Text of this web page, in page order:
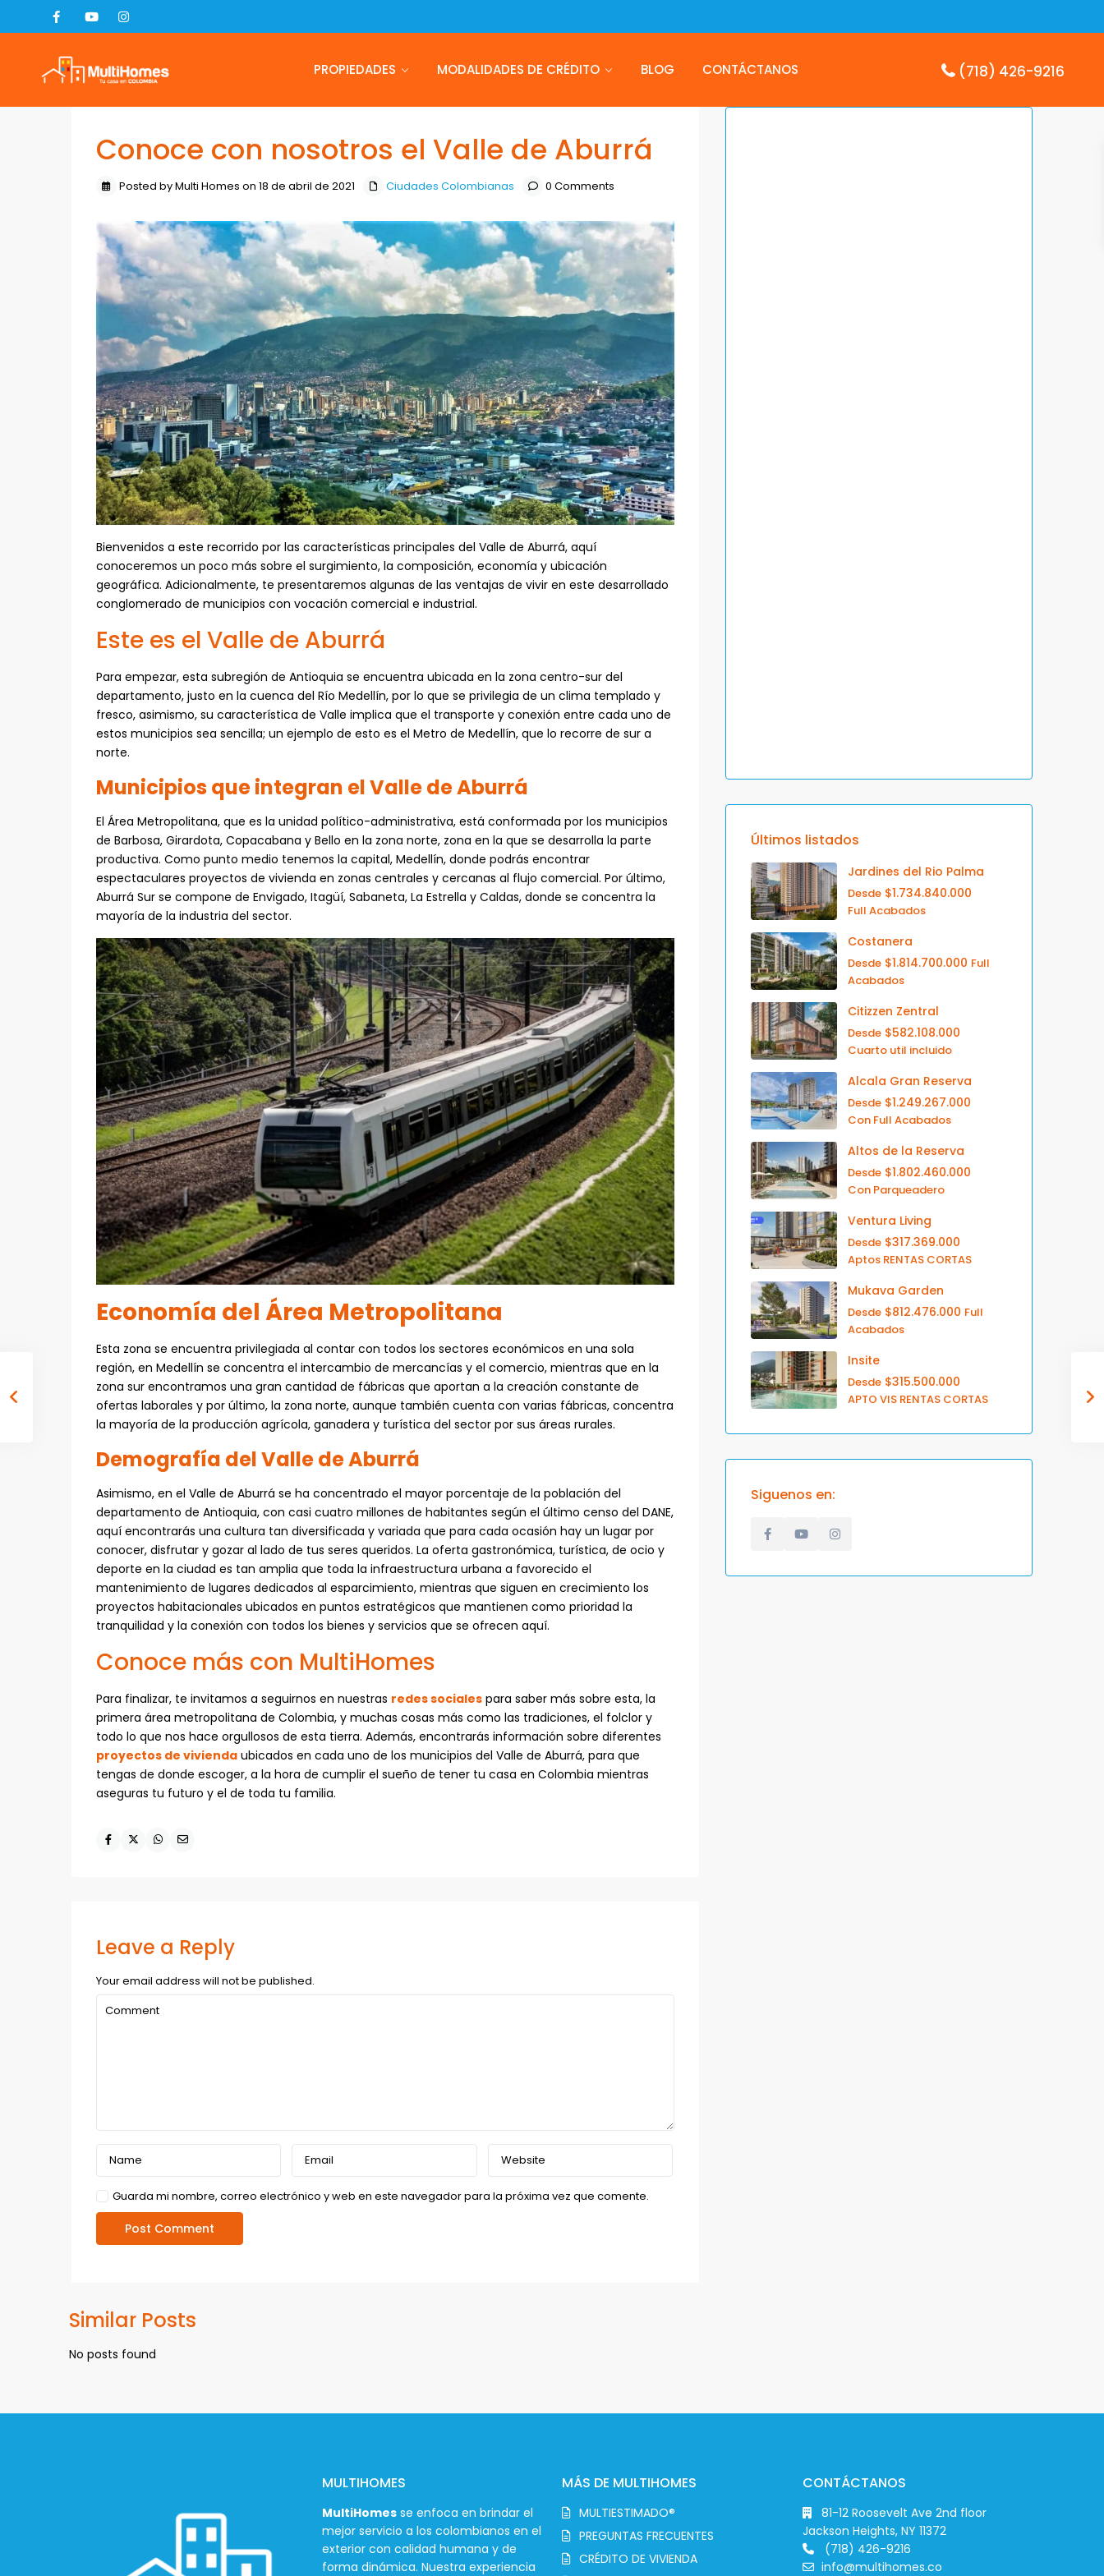
PROPIEDADES MODALIDADES DE CRÉDITO BLOG CONTÁCTANOS (718) 426-9216
Conoce con nosotros el Valle de Aburrá
Posted by Multi Homes on 18 de abril de 2021 Ciudades Colombianas 0 Comments
Bienvenidos a este recorrido por las características principales del Valle de Aburrá, aquí
conoceremos un poco más sobre el surgimiento, la composición, economía y ubicación
geográfica. Adicionalmente, te presentaremos algunas de las ventajas de vivir en este desarrollado
conglomerado de municipios con vocación comercial e industrial.
Este es el Valle de Aburrá
Para empezar, esta subregión de Antioquia se encuentra ubicada en la zona centro-sur del
departamento, justo en la cuenca del Río Medellín, por lo que se privilegia de un clima templado y
fresco, asimismo, su característica de Valle implica que el transporte y conexión entre cada uno de
estos municipios sea sencilla; un ejemplo de esto es el Metro de Medellín, que lo recorre de sur a
norte.
Municipios que integran el Valle de Aburrá
El Área Metropolitana, que es la unidad político-administrativa, está conformada por los municipios
de Barbosa, Girardota, Copacabana y Bello en la zona norte, zona en la que se desarrolla la parte
productiva. Como punto medio tenemos la capital, Medellín, donde podrás encontrar
espectaculares proyectos de vivienda en zonas centrales y cercanas al flujo comercial. Por último,
Aburrá Sur se compone de Envigado, Itagüí, Sabaneta, La Estrella y Caldas, donde se concentra la
mayoría de la industria del sector.
Economía del Área Metropolitana
Esta zona se encuentra privilegiada al contar con todos los sectores económicos en una sola
región, en Medellín se concentra el intercambio de mercancías y el comercio, mientras que en la
zona sur encontramos una gran cantidad de fábricas que aportan a la creación constante de
ofertas laborales y por último, la zona norte, aunque también cuenta con varias fábricas, concentra
la mayoría de la producción agrícola, ganadera y turística del sector por sus áreas rurales.
Demografía del Valle de Aburrá
Asimismo, en el Valle de Aburrá se ha concentrado el mayor porcentaje de la población del
departamento de Antioquia, con casi cuatro millones de habitantes según el último censo del DANE,
aquí encontrarás una cultura tan diversificada y variada que para cada ocasión hay un lugar por
conocer, disfrutar y gozar al lado de tus seres queridos. La oferta gastronómica, turística, de ocio y
deporte en la ciudad es tan amplia que toda la infraestructura urbana a favorecido el
mantenimiento de lugares dedicados al esparcimiento, mientras que siguen en crecimiento los
proyectos habitacionales ubicados en puntos estratégicos que mantienen como prioridad la
tranquilidad y la conexión con todos los bienes y servicios que se ofrecen aquí.
Conoce más con MultiHomes
Para finalizar, te invitamos a seguirnos en nuestras redes sociales para saber más sobre esta, la
primera área metropolitana de Colombia, y muchas cosas más como las tradiciones, el folclor y
todo lo que nos hace orgullosos de esta tierra. Además, encontrarás información sobre diferentes
proyectos de vivienda ubicados en cada uno de los municipios del Valle de Aburrá, para que
tengas de donde escoger, a la hora de cumplir el sueño de tener tu casa en Colombia mientras
aseguras tu futuro y el de toda tu familia.
Leave a Reply
Your email address will not be published.
Guarda mi nombre, correo electrónico y web en este navegador para la próxima vez que comente.
Similar Posts
No posts found
Últimos listados
Jardines del Rio Palma
Desde $1.734.840.000
Full Acabados
Costanera
Desde $1.814.700.000 Full
Acabados
Citizzen Zentral
Desde $582.108.000
Cuarto util incluido
Alcala Gran Reserva
Desde $1.249.267.000
Con Full Acabados
Altos de la Reserva
Desde $1.802.460.000
Con Parqueadero
Ventura Living
Desde $317.369.000
Aptos RENTAS CORTAS
Mukava Garden
Desde $812.476.000 Full
Acabados
Insite
Desde $315.500.000
APTO VIS RENTAS CORTAS
Siguenos en:
MULTIHOMES
MultiHomesse enfoca en brindar el
mejor servicio a los colombianos en el
exterior con calidad humana y de
forma dinámica. Nuestra experiencia
MÁS DE MULTIHOMES
MULTIESTIMADO®
PREGUNTAS FRECUENTES
CRÉDITO DE VIVIENDA
CONTÁCTANOS
81-12 Roosevelt Ave 2nd floor
Jackson Heights, NY 11372
(718) 426-9216
info@multihomes.co